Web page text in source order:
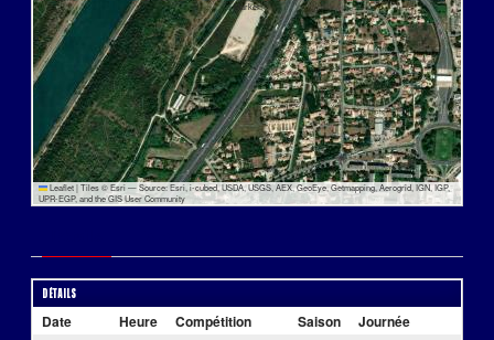
Leaflet |Tiles © Esri — Source: Esri, i-cubed, USDA, USGS, AEX, GeoEye, Getmapping, Aerogrid, IGN, IGP,
UPR-EGP, and the GIS User Community
Détails
Date Heure Compétition Saison Journée